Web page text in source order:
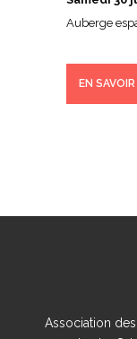
Auberge
EN
Association